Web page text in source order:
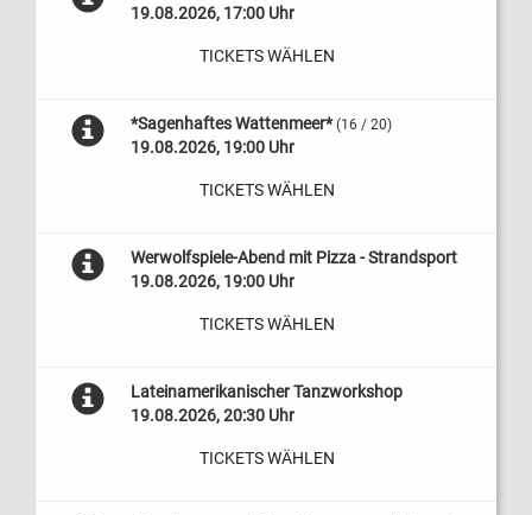
19.08.2026, 17:00 Uhr
TICKETS WÄHLEN
*Sagenhaftes Wattenmeer* (16 / 20)
19.08.2026, 19:00 Uhr
TICKETS WÄHLEN
Werwolfspiele-Abend mit Pizza - Strandsport
19.08.2026, 19:00 Uhr
TICKETS WÄHLEN
Lateinamerikanischer Tanzworkshop
19.08.2026, 20:30 Uhr
TICKETS WÄHLEN